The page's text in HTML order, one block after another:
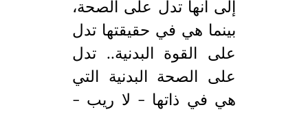
إلى أنها تدل على الصحة،
بينما هي في حقيقتها تدل
على القوة البدنية.. تدل
على الصحة البدنية التي
هي في ذاتها – لا ريب –